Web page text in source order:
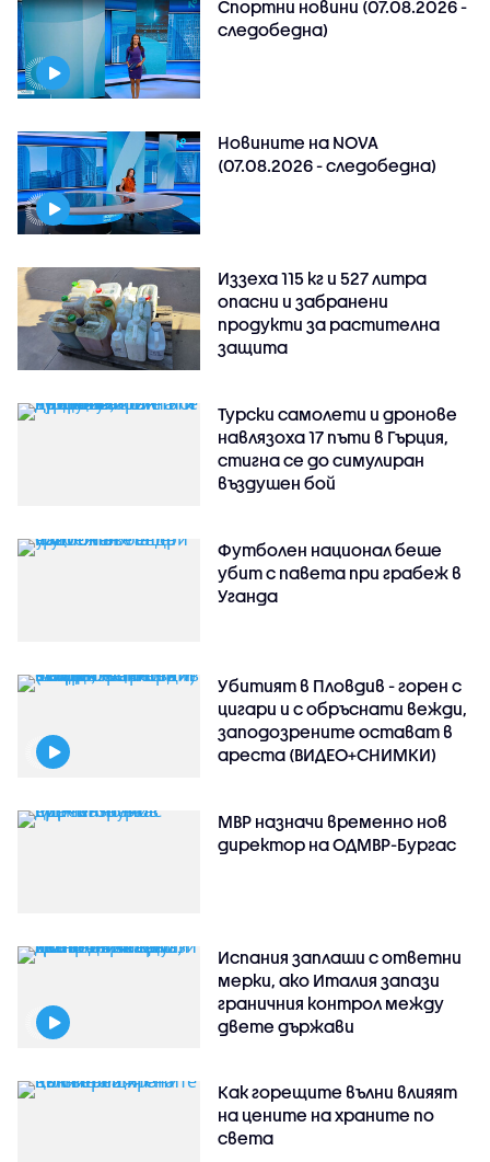
Спортни новини (07.08.2026 -
следобедна)
Новините на NOVA
(07.08.2026 - следобедна)
Иззеха 115 кг и 527 литра
опасни и забранени
продукти за растителна
защита
Турски самолети и дронове
навлязоха 17 пъти в Гърция,
стигна се до симулиран
въздушен бой
Футболен национал беше
убит с павета при грабеж в
Уганда
Убитият в Пловдив - горен с
цигари и с обръснати вежди,
заподозрените остават в
ареста (ВИДЕО+СНИМКИ)
МВР назначи временно нов
директор на ОДМВР-Бургас
Испания заплаши с ответни
мерки, ако Италия запази
граничния контрол между
двете държави
Как горещите вълни влияят
на цените на храните по
света